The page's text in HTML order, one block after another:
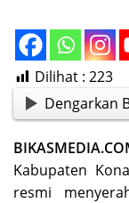
Dilihat : 223
Dengarkan
Kabupaten
resmi